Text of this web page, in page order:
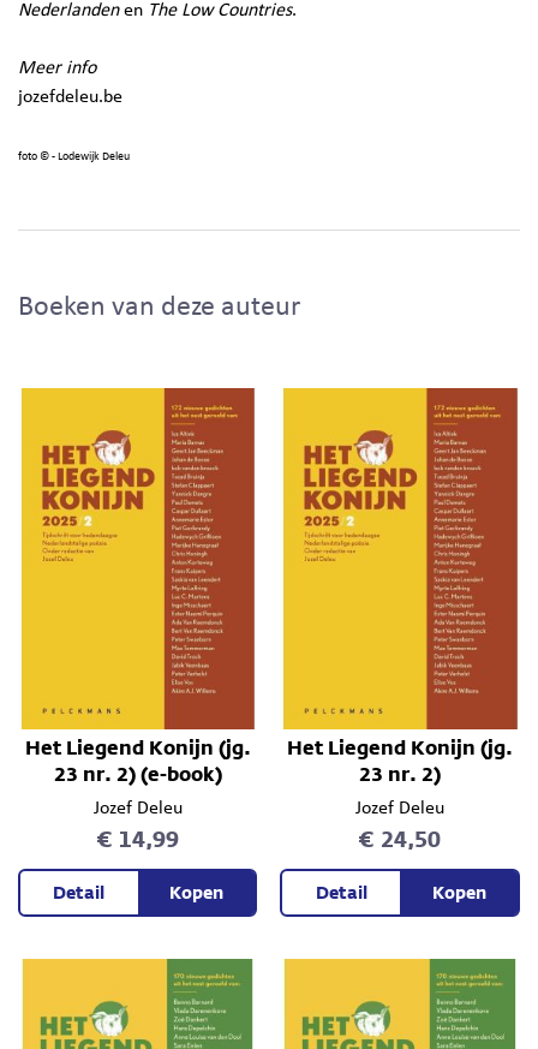
Nederlandenen The Low Countries.
Meer info
jozefdeleu.be
foto© - Lodewijk Deleu
Boeken van deze auteur
Het Liegend Konijn (jg.
23 nr. 2) (e-book)
Jozef Deleu
€ 14,99
Detail Kopen
Het Liegend Konijn (jg.
23 nr. 2)
Jozef Deleu
€ 24,50
Detail Kopen